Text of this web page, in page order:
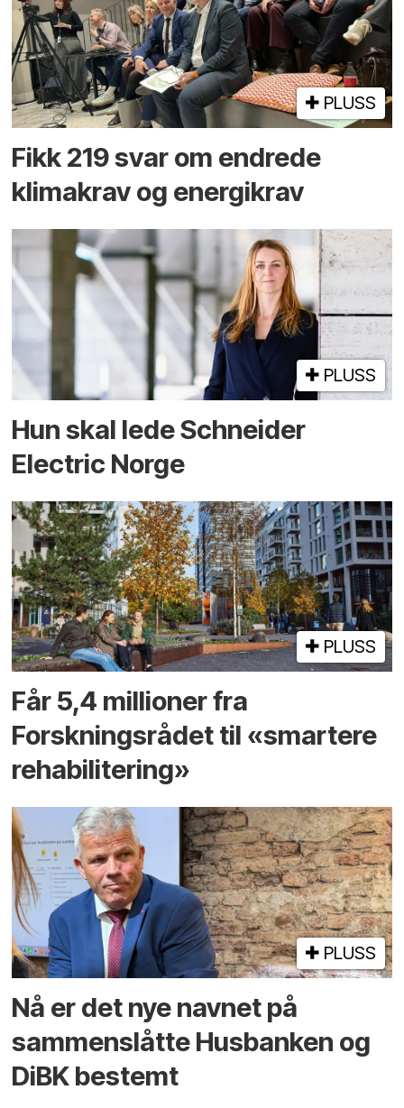
PLUSS
Fikk 219 svar om endrede
klimakrav og energikrav
PLUSS
Hun skal lede Schneider
Electric Norge
PLUSS
Får 5,4 millioner fra
Forskningsrådet til «smartere
rehabilitering»
PLUSS
Nå er det nye navnet på
sammenslåtte Husbanken og
DiBK bestemt